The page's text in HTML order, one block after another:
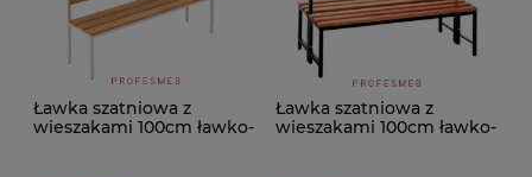
Ławka szatniowa z
wieszakami 100cm ławko-
Ławka szatniowa z
wieszakami 100cm ławko-